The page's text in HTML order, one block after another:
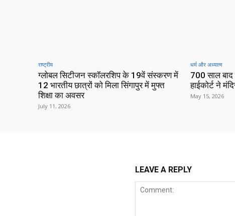
राष्ट्रीय
ग्लोबल सिटीजन स्कॉलरशिप के 19वें संस्करण में
12 भारतीय छात्रों को मिला सिंगापुर में मुफ्त
शिक्षा का अवसर
July 11, 2026
धर्म और अध्यात्म
700 साल
हाईकोर्ट ने
May 15, 2026
LEAVE A REPLY